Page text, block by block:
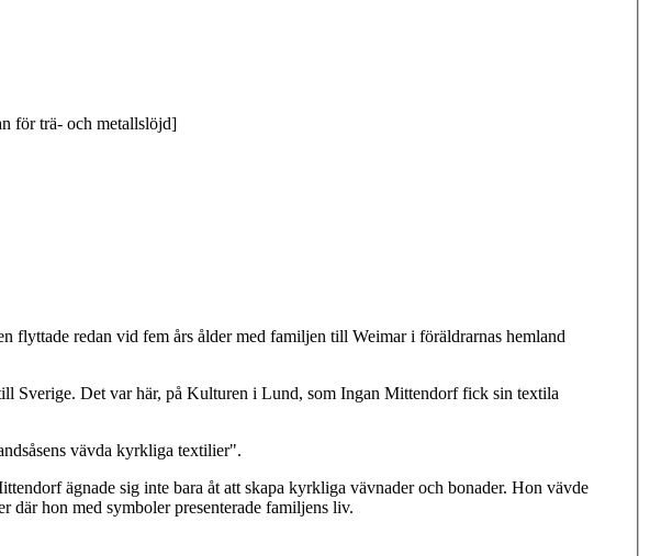
för trä- och metallslöjd]
redan vid fem års ålder med familjen till Weimar i föräldrarnas hemland
Sverige. Det var här, på Kulturen i Lund, som Ingan Mittendorf fick sin textila
vävda kyrkliga textilier".
ägnade sig inte bara åt att skapa kyrkliga vävnader och bonader. Hon vävde
där hon med symboler presenterade familjens liv.